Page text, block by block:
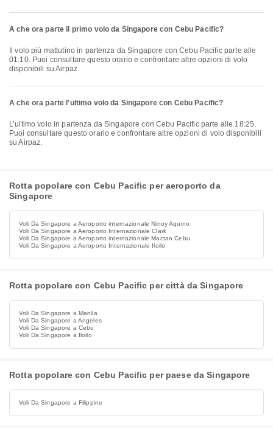
A che ora parte il primo volo da Singapore con Cebu Pacific?
01:10. Puoi consultare questo orario e confrontare altre opzioni di volo
disponibili su Airpaz.
A che ora parte l'ultimo volo da Singapore con Cebu Pacific?
L’ultimo volo in partenza da Singapore con Cebu Pacific parte alle 18:25.
Puoi consultare questo orario e confrontare altre opzioni di volo disponibili
su Airpaz.
Rotta popolare con Cebu Pacific per aeroporto da
Singapore
Voli Da Singapore a Aeroporto internazionale Ninoy Aquino
Voli Da Singapore a Aeroporto Internazionale Clark
Voli Da Singapore a Aeroporto internazionale Mactan Cebu
Voli Da Singapore a Aeroporto Internazionale Iloilo
Rotta popolare con Cebu Pacific per città da Singapore
Voli Da Singapore a Manila
Voli Da Singapore a Angeles
Voli Da Singapore a Cebu
Voli Da Singapore a Iloilo
Rotta popolare con Cebu Pacific per paese da Singapore
Voli Da Singapore a Filippine